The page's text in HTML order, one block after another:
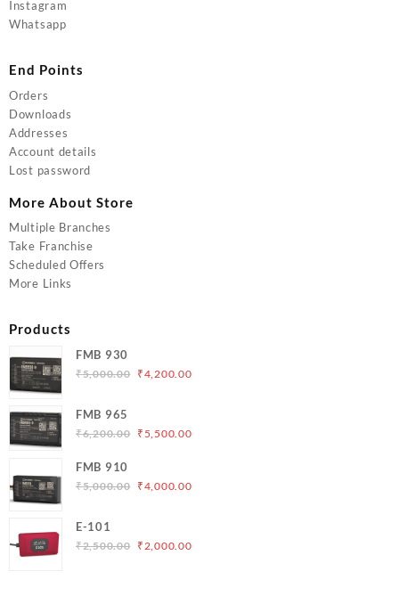
Instagram
Whatsapp
End Points
Orders
Downloads
Addresses
Account details
Lost password
More About Store
Multiple Branches
Take Franchise
Scheduled Offers
More Links
Products
FMB 930
₹5,000.00 Original
₹5,000.00.
₹4,200.00Current
FMB 965
₹6,200.00 Original
₹6,200.00.
₹ 5,500.00Current
₹5,500.00.
FMB 910
₹5,000.00 Original
₹5,000.00.
₹4,000.00Current
E-101
₹2,500.00 Original
₹2,000.00Current